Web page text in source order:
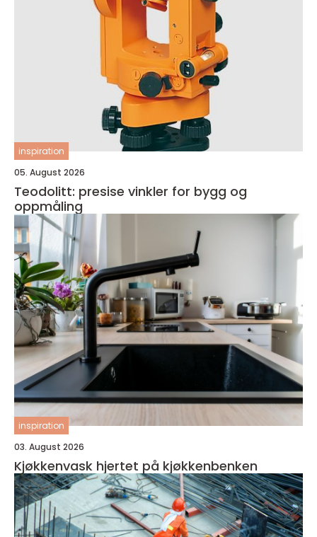
inspiration
05. August 2026
Teodolitt: presise vinkler for bygg og
oppmåling
inspiration
03. August 2026
Kjøkkenvask hjertet på kjøkkenbenken